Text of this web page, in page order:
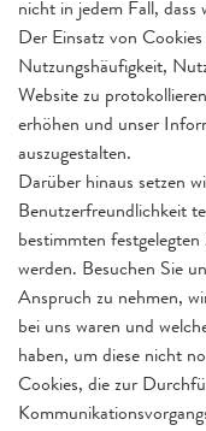
nicht in jedem Fall, dass
Der Einsatz von
Nutzungshäufigkeit,
Website zu
erhöhen und unser
auszugestalten.
Darüber hinaus setzen
Benutzerfreundlichkeit
bestimmten
werden. Besuchen Sie
Anspruch zu nehmen,
bei uns waren und
haben, um diese nicht
Cookies, die zur